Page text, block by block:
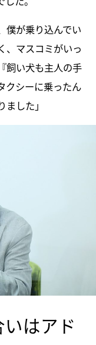
僕が乗り込んでい
、マスコミがいっ
飼い犬も主人の手
クシーに乗ったん
した」
はアド